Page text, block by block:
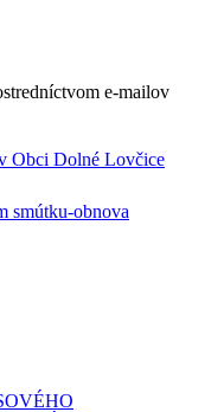
e-mailov